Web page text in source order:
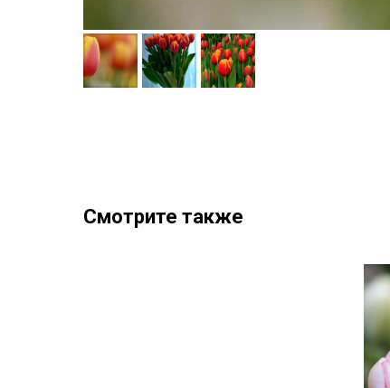
Смотрите также